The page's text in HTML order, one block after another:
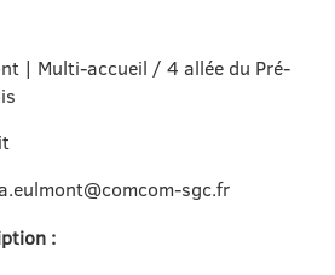
| Multi-accueil / 4 allée du Pré-
sgc.fr
: